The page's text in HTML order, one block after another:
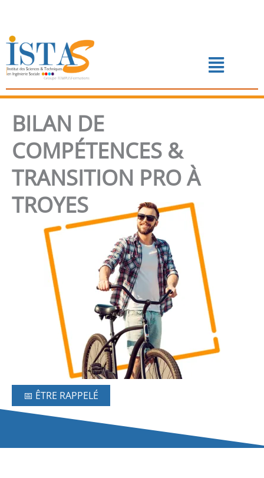
contenu
Menu
📅 PRENDRE RENDEZ-VOUS
BILAN DE
COMPÉTENCES &
TRANSITION PRO À
TROYES
📅 ÊTRE RAPPELÉ